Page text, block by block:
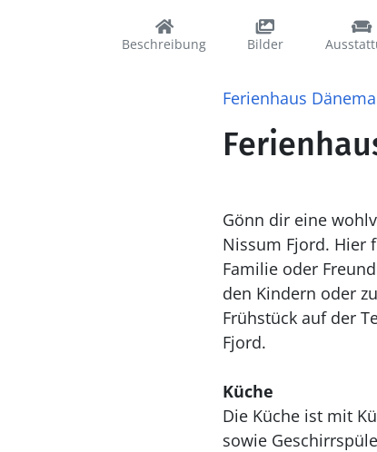
Beschreibung Bilder
Ferienhaus
Gönn dir eine
Nissum Fjord. Hier
Familie oder Freunden. Der geschützte Garten lädt zu Ruhe und Entspannung ein,
den Kindern oder
Frühstück auf der
Fjord.
Küche
Die Küche ist mit Kühlschrank ausgestattet. Außerdem gibt es 4 Keramik-Kochfelder, Umluftofen
sowie